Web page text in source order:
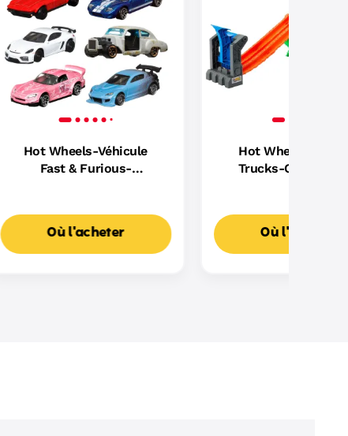
Hot Wheels-Véhicule
Fast & Furious-
Où l'acheter
Hot Wheels
Trucks-Coffret
Où l'acheter